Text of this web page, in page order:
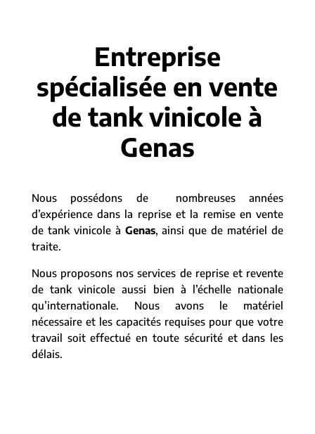
Entreprise
spécialisée en vente
de tank vinicole à
Genas
Nous possédons de nombreuses années
d’expérience dans la reprise et la remise en vente
de tank vinicole à Genas, ainsi que de matériel de
traite.
Nous proposons nos services de reprise et revente
de tank vinicole aussi bien à l’échelle nationale
qu’internationale. Nous avons le matériel
nécessaire et les capacités requises pour que votre
travail soit effectué en toute sécurité et dans les
délais.